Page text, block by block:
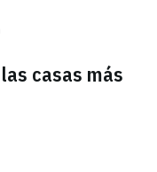
casas más